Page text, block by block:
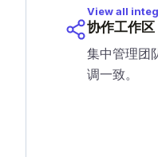
View all
协作工作区
集中管理团
调一致。